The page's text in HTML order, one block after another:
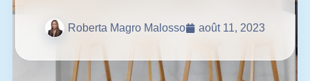
Roberta Magro Malosso août 11, 2023